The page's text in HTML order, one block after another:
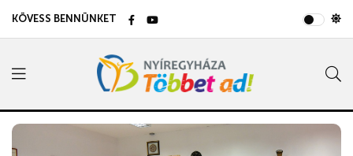
KÖVESS BENNÜNKET